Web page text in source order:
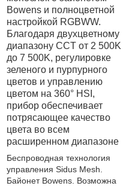
Bowens и полноцветной
настройкой RGBWW.
Благодаря двухцветному
диапазону CCT от 2 500K
до 7 500K, регулировке
зеленого и пурпурного
цветов и управлению
цветом на 360° HSI,
прибор обеспечивает
потрясающее качество
цвета во всем
расширенном диапазоне
Беспроводная технология
управления Sidus Mesh.
Байонет Bowens. Возможна